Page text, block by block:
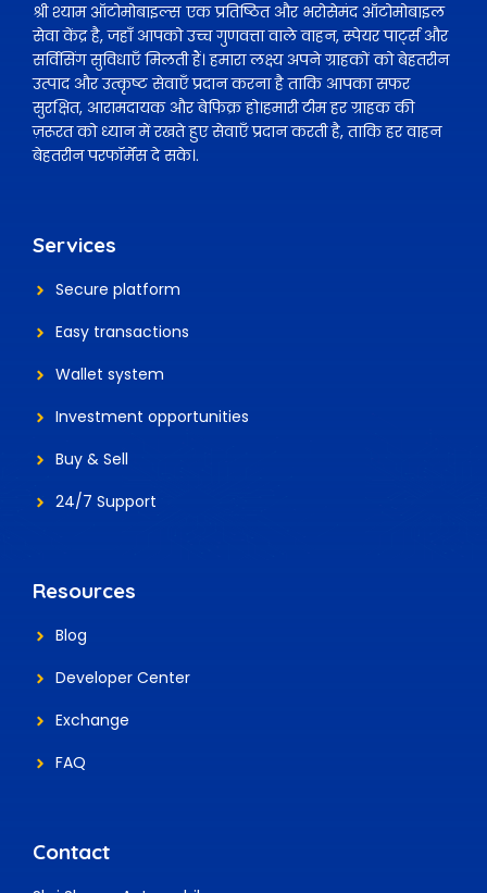
श्री श्याम ऑटोमोबाइल्स एक प्रतिष्ठित और भरोसेमंद ऑटोमोबाइल
सेवा केंद्र है, जहाँ आपको उच्च गुणवत्ता वाले वाहन, स्पेयर पार्ट्स और
सर्विसिंग सुविधाएँ मिलती हैं। हमारा लक्ष्य अपने ग्राहकों को बेहतरीन
उत्पाद और उत्कृष्ट सेवाएँ प्रदान करना है ताकि आपका सफर
सुरक्षित, आरामदायक और बेफिक्र हो।हमारी टीम हर ग्राहक की
ज़रूरत को ध्यान में रखते हुए सेवाएँ प्रदान करती है, ताकि हर वाहन
बेहतरीन परफॉर्मेंस दे सके।.
Services
Secure platform
Easy transactions
Wallet system
Investment opportunities
Buy & Sell
24/7 Support
Resources
Blog
Developer Center
Exchange
FAQ
Contact